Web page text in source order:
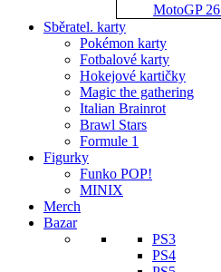
MotoGP 26
Sběratel. karty
Pokémon karty
Fotbalové karty
Hokejové kartičky
Magic the gathering
Italian Brainrot
Brawl Stars
Formule 1
Figurky
Funko POP!
MINIX
Merch
Bazar
PS3
PS4